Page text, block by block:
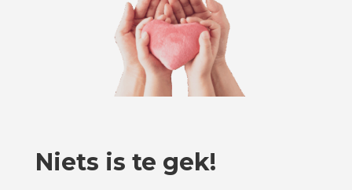
Niets is te gek!